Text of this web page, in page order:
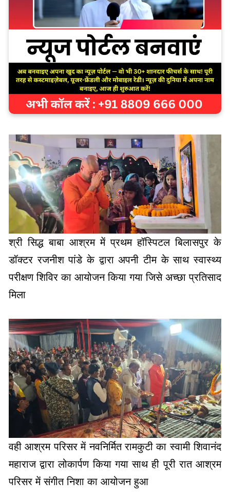
श्री सिद्ध बाबा आश्रम में प्रथम हॉस्पिटल बिलासपुर के
डॉक्टर रजनीश पांडे के द्वारा अपनी टीम के साथ स्वास्थ्य
परीक्षण शिविर का आयोजन किया गया जिसे अच्छा प्रतिसाद
मिला
वही आश्रम परिसर में नवनिर्मित रामकुटी का स्वामी शिवानंद
महाराज द्वारा लोकार्पण किया गया साथ ही पूरी रात आश्रम
परिसर में संगीत निशा का आयोजन हुआ